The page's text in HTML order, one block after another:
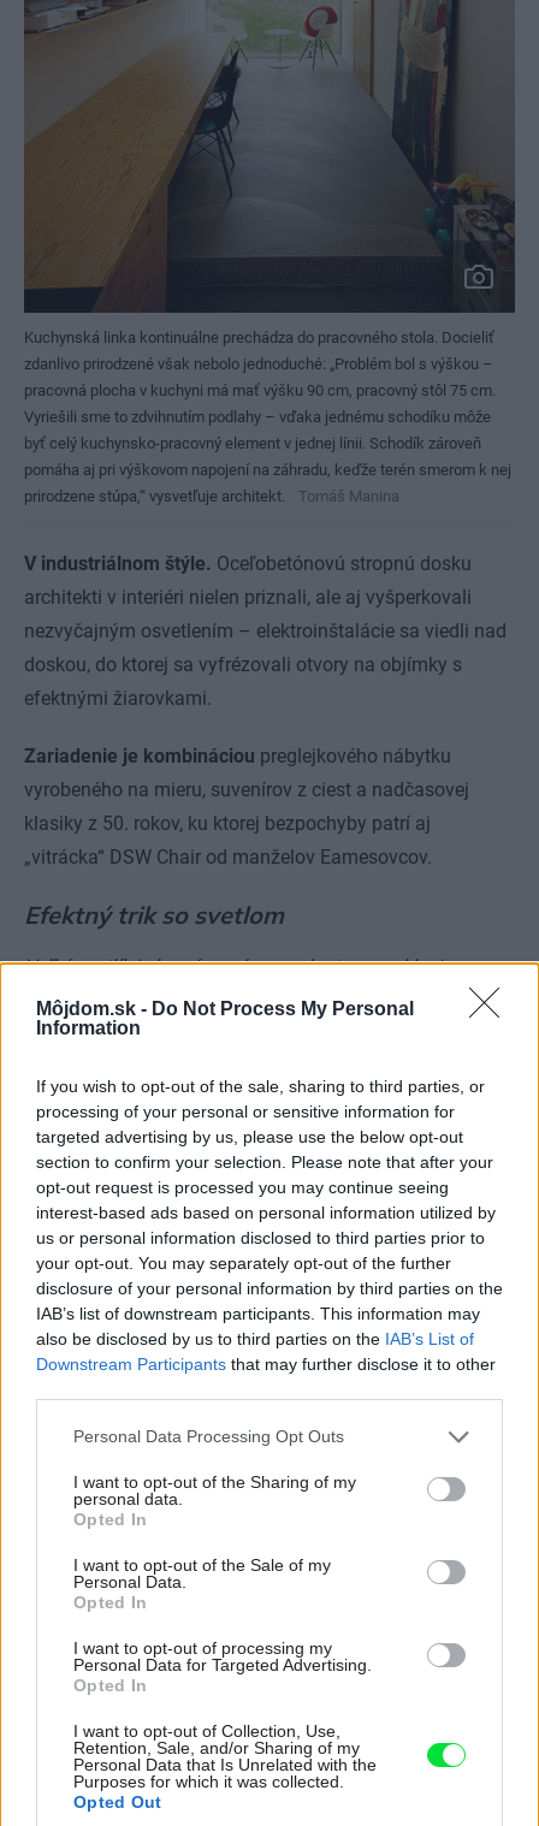
Môjdom.sk - Do Not Process My Personal
Information
If you wish to opt-out of the sale, sharing to third parties, or
processing of your personal or sensitive information for
targeted advertising by us, please use the below opt-out
section to confirm your selection. Please note that after your
opt-out request is processed you may continue seeing
interest-based ads based on personal information utilized by
us or personal information disclosed to third parties prior to
your opt-out. You may separately opt-out of the further
disclosure of your personal information by third parties on the
IAB’s list of downstream participants. This information may
also be disclosed by us to third parties on the IAB’s List of
Downstream Participants that may further disclose it to other
Please note that this website/app uses one or more Google
not limited to your visit or usage behaviour. You may click to
grant or deny consent to Google and its third-party tags to
use your data for below specified purposes in below Google
consent section.
Personal Data Processing Opt Outs
I want to opt-out of the Sharing of my
personal data.
Opted In
I want to opt-out of the Sale of my
Personal Data.
Opted In
I want to opt-out of processing my
Personal Data for Targeted Advertising.
Opted In
I want to opt-out of Collection, Use,
Retention, Sale, and/or Sharing of my
Personal Data that Is Unrelated with the
Purposes for which it was collected.
Opted Out
Kuchynská linka kontinuálne prechádza do pracovného stola. Docieliť
zdanlivo prirodzené však nebolo jednoduché: „Problém bol s výškou –
pracovná plocha v kuchyni má mať výšku 90 cm, pracovný stôl 75 cm.
Vyriešili sme to zdvihnutím podlahy – vďaka jednému schodíku môže
byť celý kuchynsko-pracovný element v jednej línii. Schodík zároveň
pomáha aj pri výškovom napojení na záhradu, keďže terén smerom k nej
prirodzene stúpa,“ vysvetľuje architekt.
Tomáš Manina
V industriálnom štýle. Oceľobetónovú stropnú dosku
architekti v interiéri nielen priznali, ale aj vyšperkovali
nezvyčajným osvetlením – elektroinštalácie sa viedli nad
doskou, do ktorej sa vyfrézovali otvory na objímky s
efektnými žiarovkami.
Zariadenie je kombináciou preglejkového nábytku
vyrobeného na mieru, suvenírov z ciest a nadčasovej
klasiky z 50. rokov, ku ktorej bezpochyby patrí aj
„vitrácka“ DSW Chair od manželov Eamesovcov.
Efektný trik so svetlom
Veľký svetlík je bezrámovým pendantom zasklenia na
konci pracovne – ponúka výhľad na oblohu a ešte
intenzívnejší kontakt s okolím. Zároveň prerušuje dlhú
zhora zabezpečuje komfort aj pocit vzdušnosti a člení
dlhý denný priestor.
Jednotlivé zóny na seba v dlhom priestore nadväzujú prirodzene
a plynule – obývačka prechádza do jedálne, pokračuje kuchyňou a končí
sa pracovňou.
Tomáš Manina